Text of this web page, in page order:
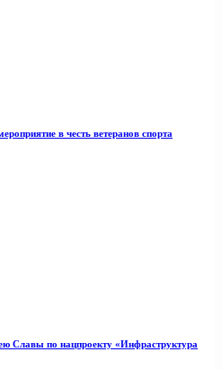
в честь ветеранов спорта
Славы по нацпроекту «Инфраструктура